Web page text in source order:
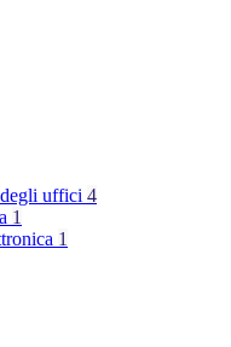
uffici 4
1
1